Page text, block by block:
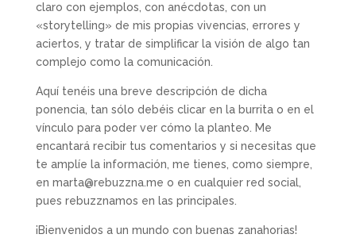
claro con ejemplos, con anécdotas, con un
«storytelling» de mis propias vivencias, errores y
aciertos, y tratar de simplificar la visión de algo tan
complejo como la comunicación.
Aquí tenéis una breve descripción de dicha
ponencia, tan sólo debéis clicar en la burrita o en el
vínculo para poder ver cómo la planteo. Me
encantará recibir tus comentarios y si necesitas que
te amplíe la información, me tienes, como siempre,
en marta@rebuzzna.me o en cualquier red social,
pues rebuzznamos en las principales.
¡Bienvenidos a un mundo con buenas zanahorias!